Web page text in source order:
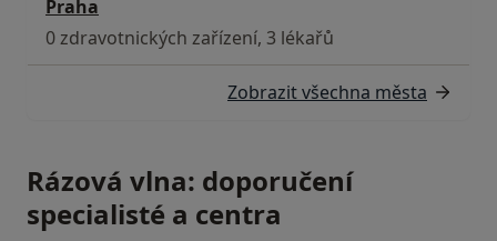
Praha
0 zdravotnických zařízení, 3 lékařů
Zobrazit všechna města
Rázová vlna: doporučení
specialisté a centra